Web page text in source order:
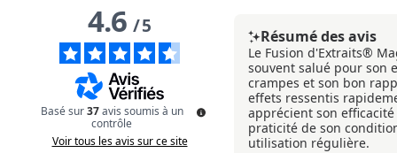
4.6/5
Basé sur37 avis soumis à un
contrôle
Voir tous les avis sur ce site
Résumé des avis
Le Fusion d'Extraits®
souvent salué pour son
crampes et son bon
effets ressentis
apprécient son
praticité de son
utilisation régulière.